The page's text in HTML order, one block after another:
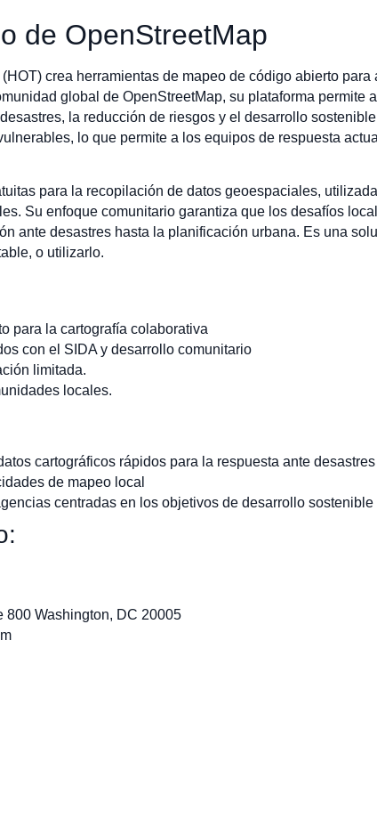
de OpenStreetMap
crea herramientas de mapeo de código abierto para
global de OpenStreetMap, su plataforma permite
la reducción de riesgos y el desarrollo
lo que permite a los equipos de respuesta
para la recopilación de datos geoespaciales,
Su enfoque comunitario garantiza que los desafíos
ante desastres hasta la planificación urbana. Es una
o utilizarlo.
para la cartografía colaborativa
con el SIDA y desarrollo comunitario
limitada.
locales.
cartográficos rápidos para la respuesta ante desastres
de mapeo local
centradas en los objetivos de desarrollo sostenible
800 Washington, DC 20005